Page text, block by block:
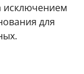
исключением
для